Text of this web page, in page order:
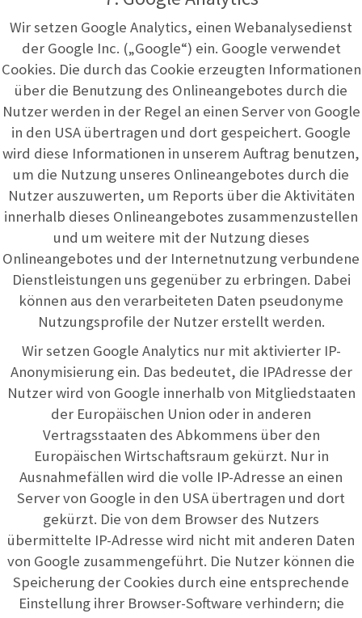
Wir setzen Google Analytics, einen Webanalysedienst
der Google Inc. („Google“) ein. Google verwendet
Cookies. Die durch das Cookie erzeugten Informationen
über die Benutzung des Onlineangebotes durch die
Nutzer werden in der Regel an einen Server von Google
in den USA übertragen und dort gespeichert. Google
wird diese Informationen in unserem Auftrag benutzen,
um die Nutzung unseres Onlineangebotes durch die
Nutzer auszuwerten, um Reports über die Aktivitäten
innerhalb dieses Onlineangebotes zusammenzustellen
und um weitere mit der Nutzung dieses
Onlineangebotes und der Internetnutzung verbundene
Dienstleistungen uns gegenüber zu erbringen. Dabei
können aus den verarbeiteten Daten pseudonyme
Nutzungsprofile der Nutzer erstellt werden.
Wir setzen Google Analytics nur mit aktivierter IP-
Anonymisierung ein. Das bedeutet, die IPAdresse der
Nutzer wird von Google innerhalb von Mitgliedstaaten
der Europäischen Union oder in anderen
Vertragsstaaten des Abkommens über den
Europäischen Wirtschaftsraum gekürzt. Nur in
Ausnahmefällen wird die volle IP-Adresse an einen
Server von Google in den USA übertragen und dort
gekürzt. Die von dem Browser des Nutzers
übermittelte IP-Adresse wird nicht mit anderen Daten
von Google zusammengeführt. Die Nutzer können die
Speicherung der Cookies durch eine entsprechende
Einstellung ihrer Browser-Software verhindern; die